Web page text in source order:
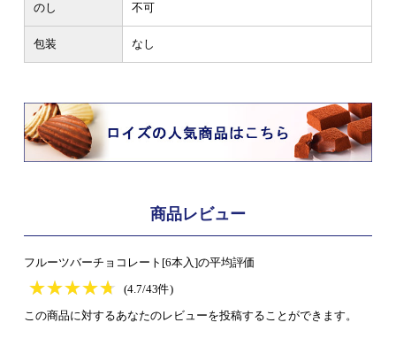
のし 不可
包装 なし
商品レビュー
フルーツバーチョコレート[6本入]の平均評価
★★★★★
★★★★★
(4.7/43件)
この商品に対するあなたのレビューを投稿することができます。